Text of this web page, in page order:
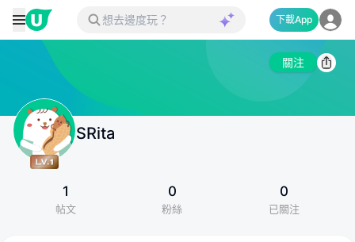
下載App
關注
SRita
1
帖文
0
粉絲
0
已關注